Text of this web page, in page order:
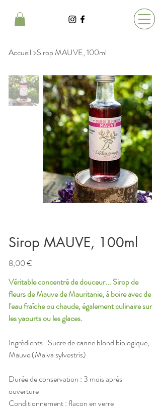
Accueil >Sirop MAUVE, 100ml
Sirop MAUVE, 100ml
Prix
8,00 €
Véritable concentré de douceur... Sirop de
fleurs de Mauve de Mauritanie, à boire avec de
l'eau fraîche ou chaude, également culinaire sur
les yaourts ou les glaces.
Ingrédients : Sucre de canne blond biologique,
Mauve (Malva sylvestris)
Durée de conservation : 3 mois après
ouverture
Conditionnement : flacon en verre